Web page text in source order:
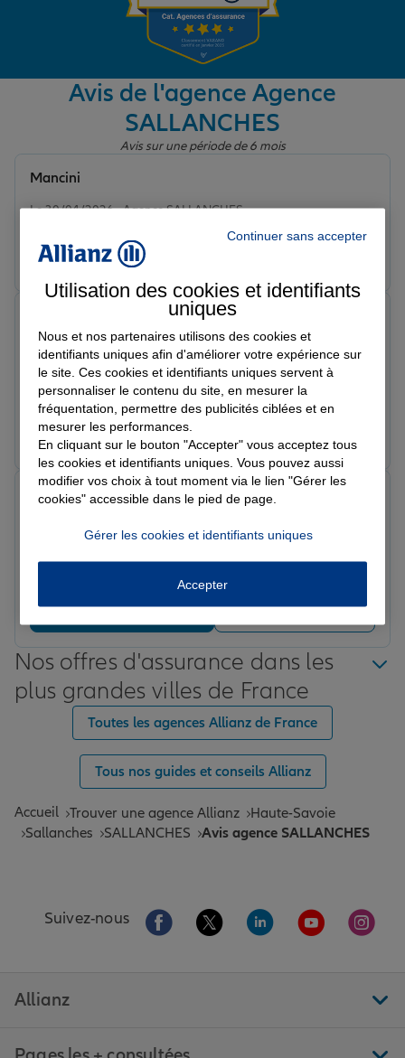
Garantie des accidents de la vie
Assurance scolaire
Retraite
Tous nos devis d'assurance
Avis de l'agence Agence
SALLANCHES
Avis sur une période de 6 mois
Le 30/04/2026 - Agence SALLANCHES
Mancini
Prendre un RDV
Note de 5 sur 5
Le 21/04/2026 - Agence SALLANCHES
sinistre auto mars/avril 2026, immense merci au
personnel de l agence (PERRIN SALLANCHES) pour
son aide sa gentillesse et son efficacité.
Prendre un RDV
Recommande vivement cette agence. Très bon accueil,
Jessica est une personne souriante, professionnelle et
de bons conseils. Merci le sourire et la bonne humeur
de cette agence
Catherine A.
Prendre un RDV Voir l'agence
Nos offres d'assurance dans les
plus grandes villes de France
Toutes les agences Allianz de France
Tous nos guides et conseils Allianz
Accueil Trouver une agence Allianz
Haute-Savoie
Sallanches
SALLANCHES Avis agence SALLANCHES
Suivez-nous Aller sur la page Facebook de Allianz
Aller sur la page Twitter de
Aller sur la page
Aller sur la
Aller
Allianz
Continuer sans accepter
Utilisation des cookies et identifiants
uniques
Nous et nos partenaires utilisons des cookies et
identifiants uniques afin d'améliorer votre expérience sur
le site. Ces cookies et identifiants uniques servent à
personnaliser le contenu du site, en mesurer la
fréquentation, permettre des publicités ciblées et en
mesurer les performances.
En cliquant sur le bouton "Accepter" vous acceptez tous
les cookies et identifiants uniques. Vous pouvez aussi
modifier vos choix à tout moment via le lien "Gérer les
cookies" accessible dans le pied de page.
Gérer les cookies et identifiants uniques
Accepter